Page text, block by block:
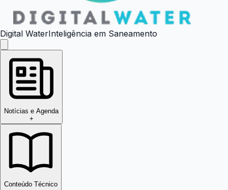
Digital WaterInteligência em Saneamento
Notícias e Agenda
+
Conteúdo Técnico